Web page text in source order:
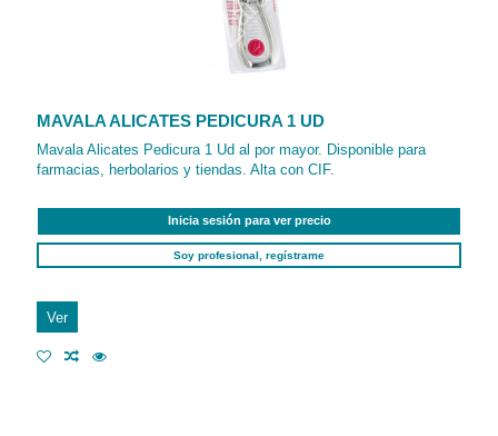
MAVALA ALICATES PEDICURA 1 UD
Mavala Alicates Pedicura 1 Ud al por mayor. Disponible para
farmacias, herbolarios y tiendas. Alta con CIF.
Inicia sesión para ver precio
Soy profesional, regístrame
Ver